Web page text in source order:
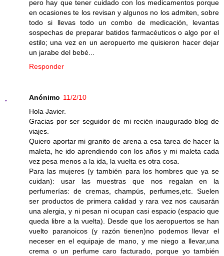
pero hay que tener cuidado con los medicamentos porque
en ocasiones te los revisan y algunos no los admiten, sobre
todo si llevas todo un combo de medicación, levantas
sospechas de preparar batidos farmacéuticos o algo por el
estilo; una vez en un aeropuerto me quisieron hacer dejar
un jarabe del bebé...
Responder
Anónimo 11/2/10
Hola Javier.
Gracias por ser seguidor de mi recién inaugurado blog de
viajes.
Quiero aportar mi granito de arena a esa tarea de hacer la
maleta, he ido aprendiendo con los años y mi maleta cada
vez pesa menos a la ida, la vuelta es otra cosa.
Para las mujeres (y también para los hombres que ya se
cuidan): usar las muestras que nos regalan en la
perfumerías: de cremas, champús, perfumes,etc. Suelen
ser productos de primera calidad y rara vez nos causarán
una alergia, y ni pesan ni ocupan casi espacio (espacio que
queda libre a la vuelta). Desde que los aeropuertos se han
vuelto paranoicos (y razón tienen)no podemos llevar el
neceser en el equipaje de mano, y me niego a llevar,una
crema o un perfume caro facturado, porque yo también